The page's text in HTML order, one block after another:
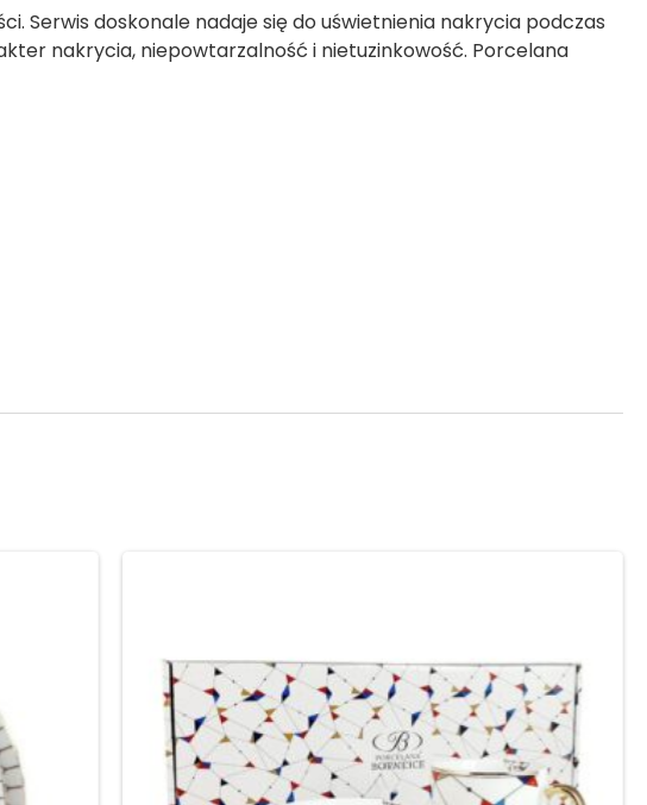
Serwis doskonale nadaje się do uświetnienia nakrycia podczas
nakrycia, niepowtarzalność i nietuzinkowość. Porcelana